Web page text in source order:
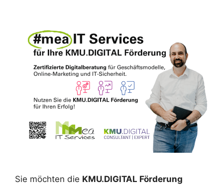
Sie möchten die KMU.DIGITAL Förderung